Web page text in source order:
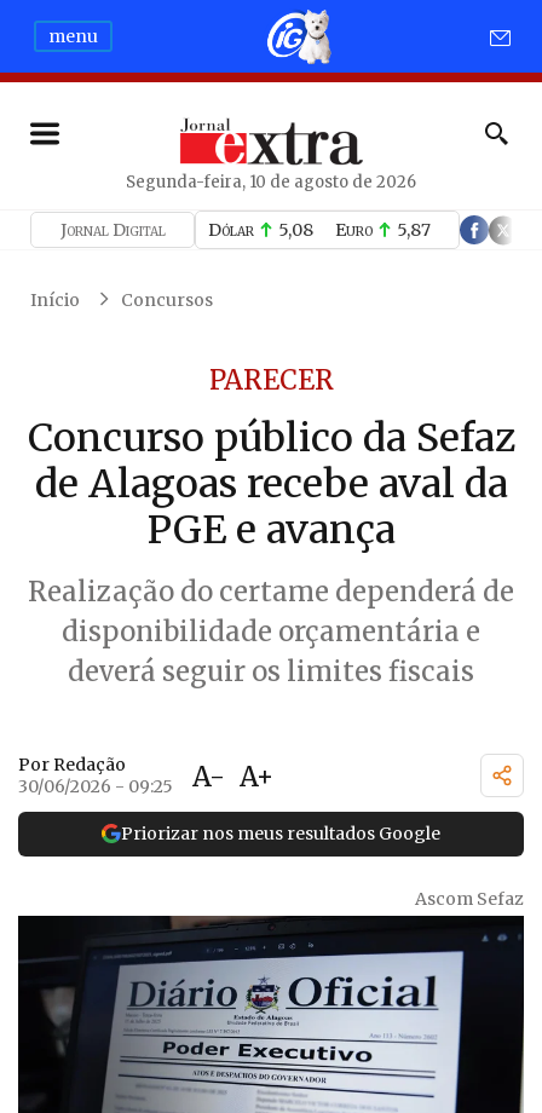
menu
Segunda-feira, 10 de agosto de 2026
Jornal Digital Dólar 5,08 Euro 5,87
Início Concursos
PARECER
Concurso público da Sefaz
de Alagoas recebe aval da
PGE e avança
Realização do certame dependerá de
disponibilidade orçamentária e
deverá seguir os limites fiscais
Por Redação
30/06/2026 - 09:25
A- A+
Priorizar nos meus resultados Google
Ascom Sefaz